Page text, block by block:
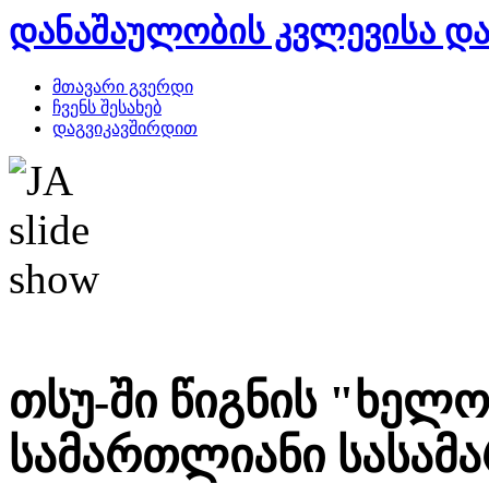
დანაშაულობის კვლევისა
მთავარი გვერდი
ჩვენს შესახებ
დაგვიკავშირდით
თსუ-ში წიგნის
სამართლიანი